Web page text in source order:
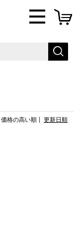
価格の高い順 更新日順